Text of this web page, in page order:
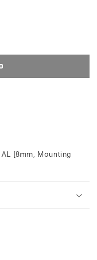
[8mm, Mounting